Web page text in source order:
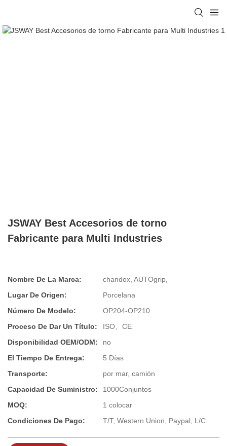
JSWAY Best Accesorios de torno
Fabricante para Multi Industries
Nombre De La Marca:
chandox, AUTOgrip,
Lugar De Origen:
Porcelana
Número De Modelo:
OP204-OP210
Proceso De Dar Un Título:
ISO、CE
Disponibilidad OEM/ODM:
no
El Tiempo De Entrega:
5 Días
Transporte:
por mar, camión
Capacidad De Suministro:
1000Conjuntos
MOQ:
1 colocar
Condiciones De Pago:
T/T, Western Union, Paypal, L/C